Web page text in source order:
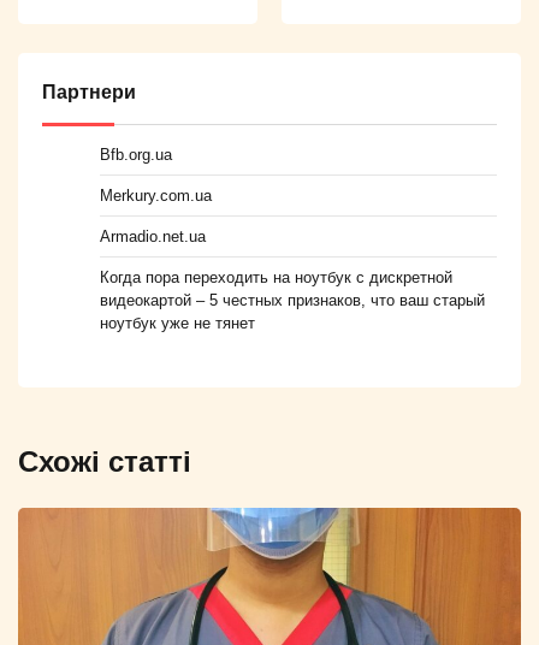
Партнери
Bfb.org.ua
Merkury.com.ua
Armadio.net.ua
Когда пора переходить на ноутбук с дискретной
видеокартой – 5 честных признаков, что ваш старый
ноутбук уже не тянет
Схожі статті